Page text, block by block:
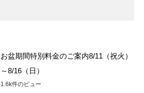
お盆期間特別料金のご案内8/11（祝火）
～8/16（日）
1.6k件のビュー